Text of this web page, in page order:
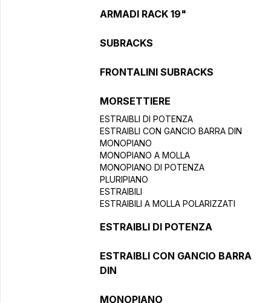
ARMADI RACK 19"
SUBRACKS
FRONTALINI SUBRACKS
MORSETTIERE
ESTRAIBLI DI POTENZA
ESTRAIBLI CON GANCIO BARRA DIN
MONOPIANO
MONOPIANO A MOLLA
MONOPIANO DI POTENZA
PLURIPIANO
ESTRAIBILI
ESTRAIBILI A MOLLA POLARIZZATI
ESTRAIBLI DI POTENZA
ESTRAIBLI CON GANCIO BARRA
DIN
MONOPIANO